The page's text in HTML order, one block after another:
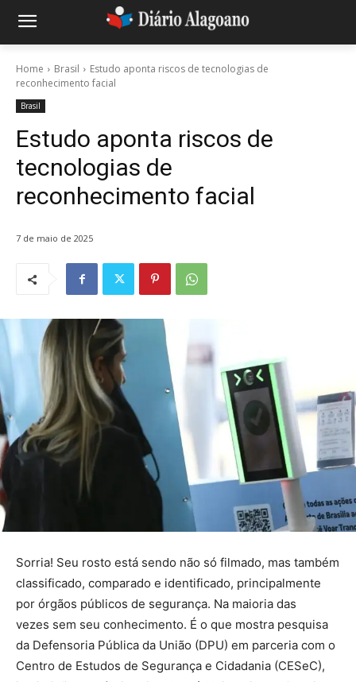
Home Brasil
Estudo aponta riscos de tecnologias de
reconhecimento facial
Brasil
Estudo aponta riscos de
tecnologias de
reconhecimento facial
7 de maio de 2025
Sorria! Seu rosto está sendo não só filmado, mas também
classificado, comparado e identificado, principalmente
por órgãos públicos de segurança. Na maioria das
vezes sem seu conhecimento. É o que mostra pesquisa
da Defensoria Pública da União (DPU) em parceria com o
Centro de Estudos de Segurança e Cidadania (CESeC),